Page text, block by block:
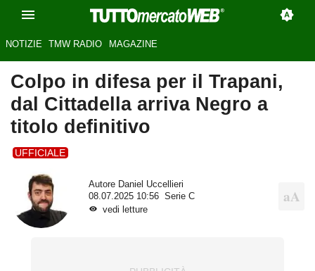
NOTIZIE TMW RADIO MAGAZINE
Colpo in difesa per il Trapani,
dal Cittadella arriva Negro a
titolo definitivo
UFFICIALE
Autore Daniel Uccellieri
08.07.2025 10:56
Serie C
vedi letture